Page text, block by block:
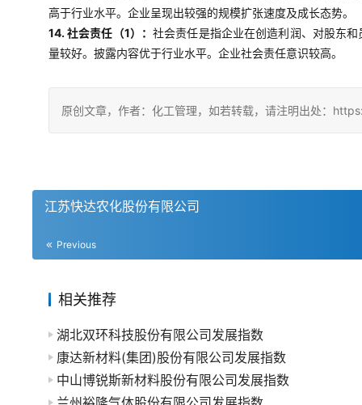
高于行业水平。企业呈现出较强的规模扩张速度及成长态势。
14. 社会责任（1）：社会责任是指企业在创造利润、对股东
量较好。披露内容优于行业水平。企业社会责任意识较高。
原创文章，作者：化工管理，如若转载，请注明出处：
江苏快达农化股份有限公司
Previous
相关推荐
湖北双环科技股份有限公司发展指数
康达新材料(集团)股份有限公司发展指数
中山博锐斯新材料股份有限公司发展指数